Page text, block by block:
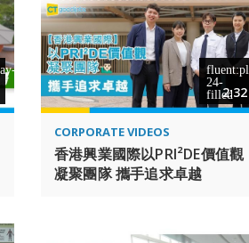
2:32
CORPORATE VIDEOS
香港興業國際以PRI²DE價值觀
凝聚團隊 攜手追求卓越